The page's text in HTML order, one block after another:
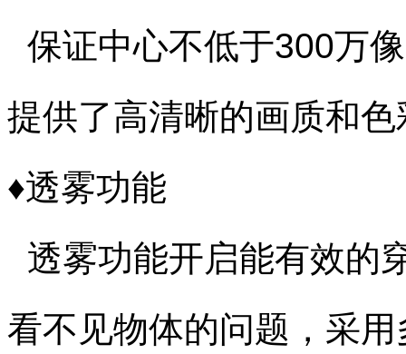
保证中心不低于300万
提供了高清晰的画质和色
♦透雾功能
透雾功能开启能有效的
看不见物体的问题，采